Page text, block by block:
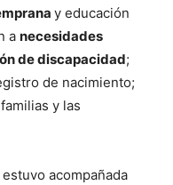
y educación
a necesidades
de discapacidad;
de nacimiento;
y las
acompañada